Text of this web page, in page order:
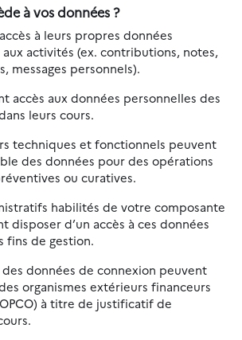
à vos données ?
à leurs propres données
activités (ex. contributions, notes,
messages personnels).
accès aux données personnelles des
leurs cours.
techniques et fonctionnels peuvent
des données pour des opérations
ou curatives.
habilités de votre composante
disposer d’un accès à ces données
fins de gestion.
des données de connexion peuvent
organismes extérieurs financeurs
à titre de justificatif de